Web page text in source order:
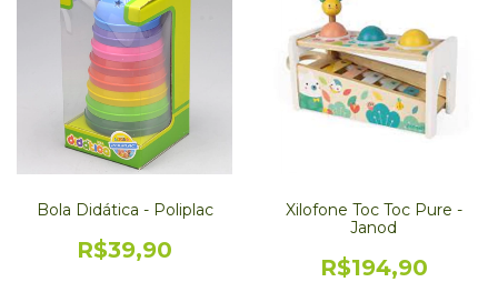
Bola Didática - Poliplac
R$39,90
Xilofone Toc Toc Pure -
Janod
R$194,90